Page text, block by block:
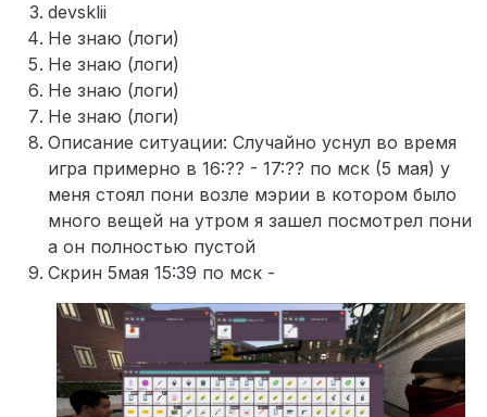
devsklii
Не знаю (логи)
Не знаю (логи)
Не знаю (логи)
Не знаю (логи)
Описание ситуации: Случайно уснул во время
игра примерно в 16:?? - 17:?? по мск (5 мая) у
меня стоял пони возле мэрии в котором было
много вещей на утром я зашел посмотрел пони
а он полностью пустой
Скрин 5мая 15:39 по мск -